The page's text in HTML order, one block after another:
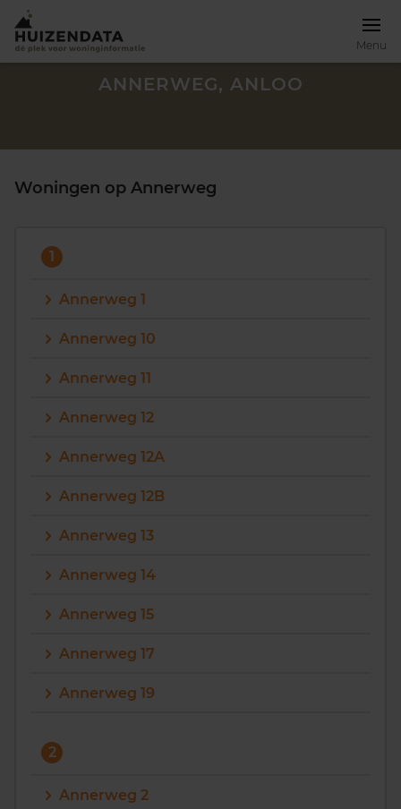
Menu
088 220 4200
Maandag t/m vrijdag - 08:00 -18:00
ANNERWEG, ANLOO
Woningen op Annerweg
1
Annerweg 1
Annerweg 10
Annerweg 11
Annerweg 12
Annerweg 12A
Annerweg 12B
Annerweg 13
Annerweg 14
Annerweg 15
Annerweg 17
Annerweg 19
2
Annerweg 2